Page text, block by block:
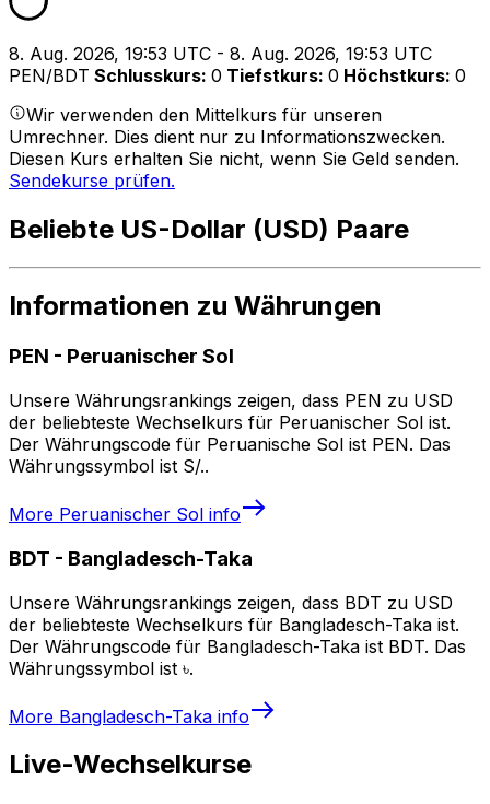
8. Aug. 2026, 19:53 UTC - 8. Aug. 2026, 19:53 UTC
PEN/BDT Schlusskurs: 0 Tiefstkurs: 0 Höchstkurs: 0
Wir verwenden den Mittelkurs für unseren
Umrechner. Dies dient nur zu Informationszwecken.
Diesen Kurs erhalten Sie nicht, wenn Sie Geld senden.
Sendekurse prüfen.
Beliebte US-Dollar (USD) Paare
Informationen zu Währungen
PEN - Peruanischer Sol
Unsere Währungsrankings zeigen, dass PEN zu USD
der beliebteste Wechselkurs für Peruanischer Sol ist.
Der Währungscode für Peruanische Sol ist PEN. Das
Währungssymbol ist S/..
More Peruanischer Sol info
BDT - Bangladesch-Taka
Unsere Währungsrankings zeigen, dass BDT zu USD
der beliebteste Wechselkurs für Bangladesch-Taka ist.
Der Währungscode für Bangladesch-Taka ist BDT. Das
Währungssymbol ist ৳.
More Bangladesch-Taka info
Live-Wechselkurse